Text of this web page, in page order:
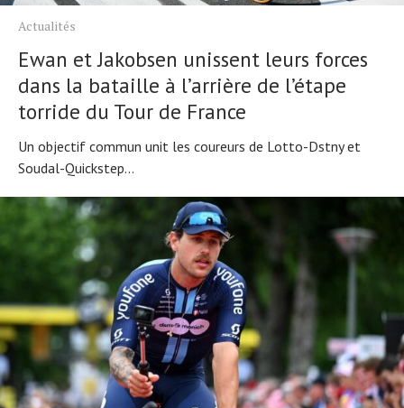
Actualités
Ewan et Jakobsen unissent leurs forces
dans la bataille à l’arrière de l’étape
torride du Tour de France
Un objectif commun unit les coureurs de Lotto-Dstny et
Soudal-Quickstep...